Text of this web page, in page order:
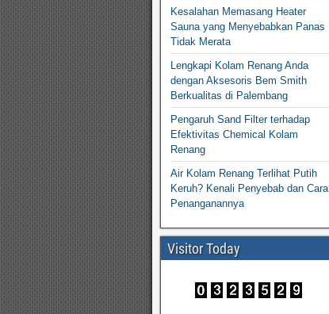
Kesalahan Memasang Heater
Sauna yang Menyebabkan Panas
Tidak Merata
Lengkapi Kolam Renang Anda
dengan Aksesoris Bem Smith
Berkualitas di Palembang
Pengaruh Sand Filter terhadap
Efektivitas Chemical Kolam
Renang
Air Kolam Renang Terlihat Putih
Keruh? Kenali Penyebab dan Cara
Penanganannya
Visitor Today